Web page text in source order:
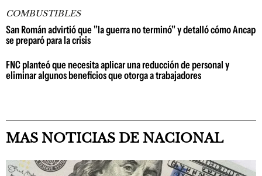
COMBUSTIBLES
San Román advirtió que "la guerra no terminó" y detalló cómo Ancap
se preparó para la crisis
FNC planteó que necesita aplicar una reducción de personal y
eliminar algunos beneficios que otorga a trabajadores
MAS NOTICIAS DE NACIONAL